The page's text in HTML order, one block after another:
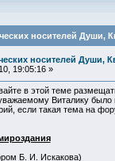
носителей Души,
носителей Души,
19:05:16 »
в этой теме
Виталику было
если такая тема на
Б. И. Искакова)